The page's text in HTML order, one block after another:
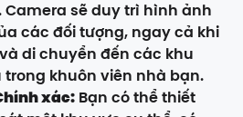
Camera sẽ duy trì hình ảnh
các đối tượng, ngay cả khi
di chuyển đến các khu
khuôn viên nhà bạn.
xác: Bạn có thể thiết